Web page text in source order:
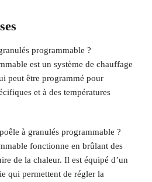
programmable ?
est un système de chauffage
peut être programmé pour
et à des températures
à granulés programmable ?
fonctionne en brûlant des
de la chaleur. Il est équipé d’un
qui permettent de régler la